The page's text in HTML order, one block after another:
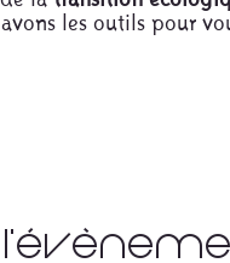
les outils pour